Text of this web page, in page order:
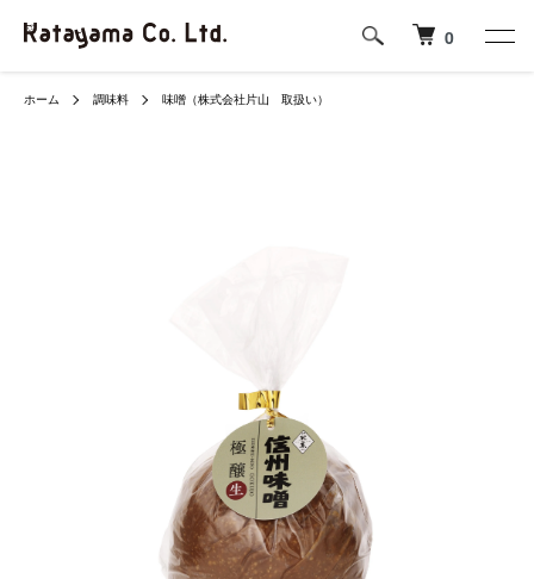
0
ホーム 調味料 味噌（株式会社片山 取扱い）